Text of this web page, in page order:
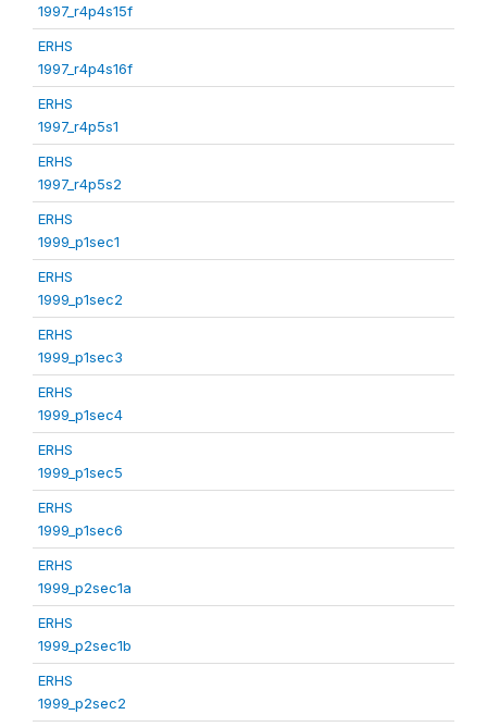
1997_r4p4s15f
ERHS
1997_r4p4s16f
ERHS
1997_r4p5s1
ERHS
1997_r4p5s2
ERHS
1999_p1sec1
ERHS
1999_p1sec2
ERHS
1999_p1sec3
ERHS
1999_p1sec4
ERHS
1999_p1sec5
ERHS
1999_p1sec6
ERHS
1999_p2sec1a
ERHS
1999_p2sec1b
ERHS
1999_p2sec2